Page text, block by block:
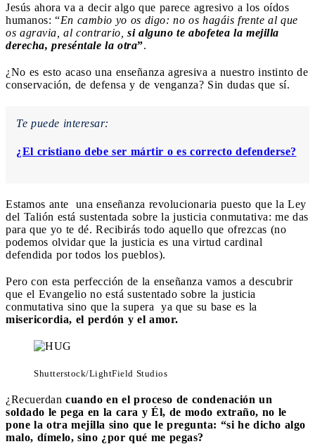
Jesús ahora va a decir algo que parece agresivo a los oídos
humanos: “En cambio yo os digo: no os hagáis frente al que
os agravia, al contrario, si alguno te abofetea la mejilla
derecha, preséntale la otra”.
¿No es esto acaso una enseñanza agresiva a nuestro instinto de
conservación, de defensa y de venganza? Sin dudas que sí.
Te puede interesar:
¿El cristiano debe ser mártir o es correcto defenderse?
Estamos ante una enseñanza revolucionaria puesto que la Ley
del Talión está sustentada sobre la justicia conmutativa: me das
para que yo te dé. Recibirás todo aquello que ofrezcas (no
podemos olvidar que la justicia es una virtud cardinal
defendida por todos los pueblos).
Pero con esta perfección de la enseñanza vamos a descubrir
que el Evangelio no está sustentado sobre la justicia
conmutativa sino que la supera ya que su base es la
misericordia, el perdón y el amor.
Shutterstock/LightField Studios
¿Recuerdan cuando en el proceso de condenación un
soldado le pega en la cara y Él, de modo extraño, no le
pone la otra mejilla sino que le pregunta: “si he dicho algo
malo, dímelo, sino ¿por qué me pegas?